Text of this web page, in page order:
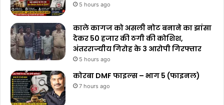
5 hours ago
काले कागज को असली नोट बनाने का झांसा
देकर 50 हजार की ठगी की कोशिश,
अंतरराज्यीय गिरोह के 3 आरोपी गिरफ्तार
5 hours ago
कोरबा DMF फाइल्स – भाग 5 (फाइनल)
7 hours ago